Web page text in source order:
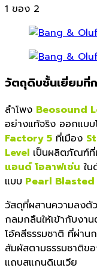
1 ของ 2
วัตถุดิบชั้นเยี่ยมที่
ลำโพง Beosound
อย่างแท้จริง ออกแบบ
Factory 5 ที่เมือง
Level เป็นผลิตภัณฑ์ที่
แอนด์ โอลาฟเซ่น ใ
แบบ Pearl Blasted
วัสดุที่ผสานความลงตั
กลมกลืนให้เข้ากับงา
โอ้คสีธรรมชาติ ที่ผ่าน
สัมผัสตามธรรมชาติข
แถบสแกนดิเนเวีย